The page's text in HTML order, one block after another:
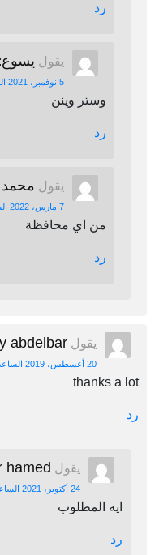
رد
يقول يسوع:
5 نوفمبر، 2021 الساعة 10:21 م
وستر وينن
رد
يقول
7 مارس، 2022 الساعة 7:22 م
من اي محافظة
رد
يقول abdelbar
20 أغسطس، 2019 الساعة 11:23 ص
thanks a lot
رد
يقول hamed
24 أكتوبر، 2021 الساعة 12:13 م
ايه المطلوب
رد